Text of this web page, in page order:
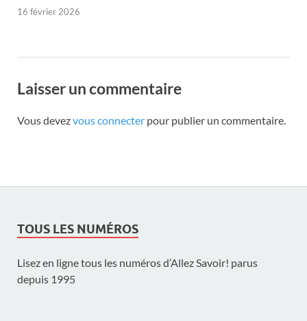
16 février 2026
Laisser un commentaire
Vous devezvous connecter pour publier un commentaire.
TOUS LES NUMÉROS
Lisez en ligne tous les numéros d’Allez Savoir! parus
depuis 1995